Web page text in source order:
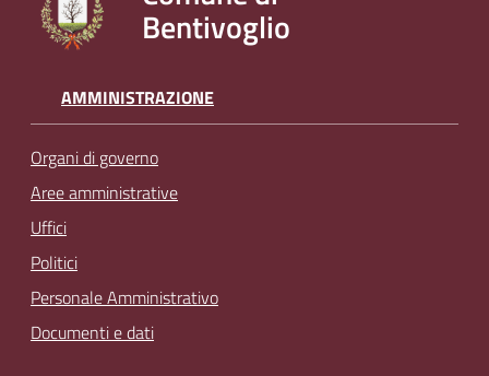
Tutti
gli
Seguici
su
Bentivoglio
AMMINISTRAZIONE
Organi di governo
Aree amministrative
Uffici
Politici
Personale Amministrativo
Documenti e dati